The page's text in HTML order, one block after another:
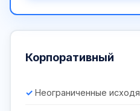
Корпоративный
Неограниченные